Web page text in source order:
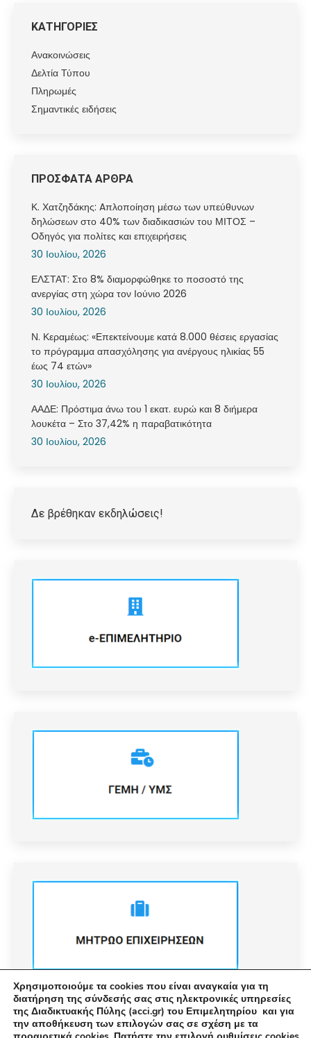
ΚΑΤΗΓΟΡΙΕΣ
Ανακοινώσεις
Δελτία Τύπου
Πληρωμές
Σημαντικές ειδήσεις
ΠΡΟΣΦΑΤΑ ΑΡΘΡΑ
Κ. Χατζηδάκης: Aπλοποίηση μέσω των υπεύθυνων
δηλώσεων στο 40% των διαδικασιών του ΜΙΤΟΣ –
Οδηγός για πολίτες και επιχειρήσεις
30 Ιουλίου, 2026
ΕΛΣΤΑΤ: Στο 8% διαμορφώθηκε το ποσοστό της
ανεργίας στη χώρα τον Ιούνιο 2026
30 Ιουλίου, 2026
Ν. Κεραμέως: «Επεκτείνουμε κατά 8.000 θέσεις εργασίας
το πρόγραμμα απασχόλησης για ανέργους ηλικίας 55
έως 74 ετών»
30 Ιουλίου, 2026
ΑΑΔΕ: Πρόστιμα άνω του 1 εκατ. ευρώ και 8 διήμερα
λουκέτα – Στο 37,42% η παραβατικότητα
30 Ιουλίου, 2026
Δε βρέθηκαν εκδηλώσεις!
Χρησιμοποιούμε τα cookies που είναι αναγκαία για τη
διατήρηση της σύνδεσής σας στις ηλεκτρονικές υπηρεσίες
της Διαδικτυακής Πύλης (acci.gr) του Επιμελητηρίου και για
την αποθήκευση των επιλογών σας σε σχέση με τα